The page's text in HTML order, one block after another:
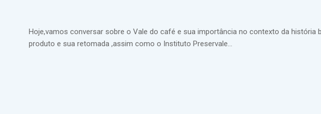
Hoje,vamos conversar sobre o Vale do café e sua importância no contexto da história
produto e sua retomada ,assim como o Instituto Preservale...